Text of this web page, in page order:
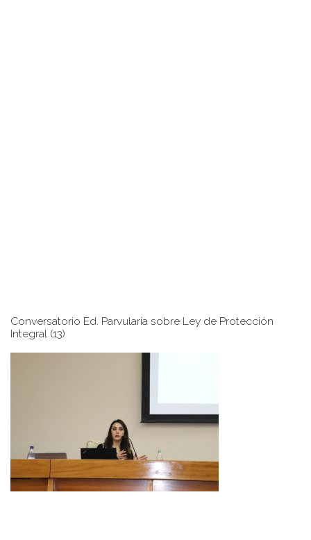
Conversatorio Ed. Parvularia sobre Ley de Protección
Integral (13)